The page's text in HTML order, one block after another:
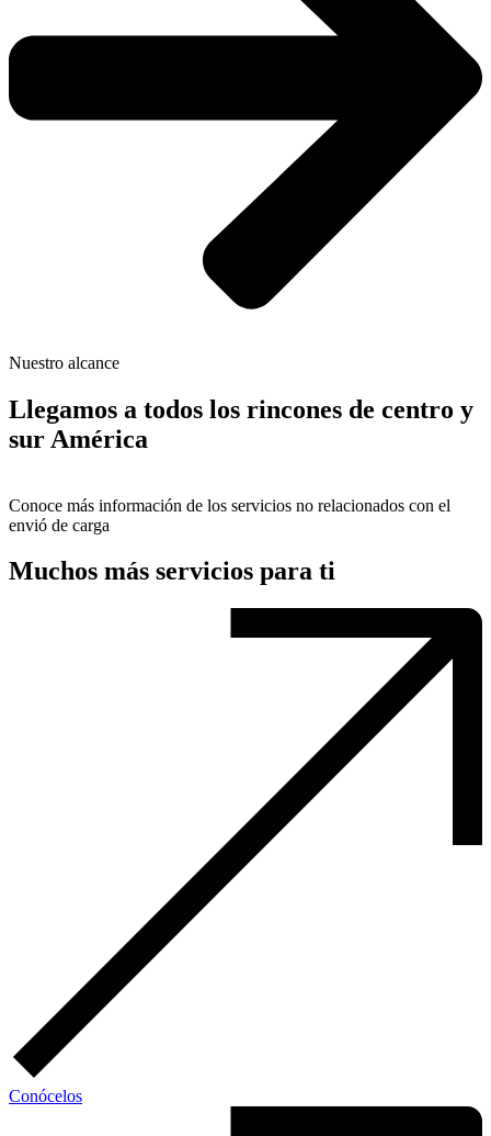
Nuestro alcance
Llegamos a todos los rincones de centro y
sur América
Conoce más información de los servicios no relacionados con el
envió de carga
Muchos más servicios para ti
Conócelos